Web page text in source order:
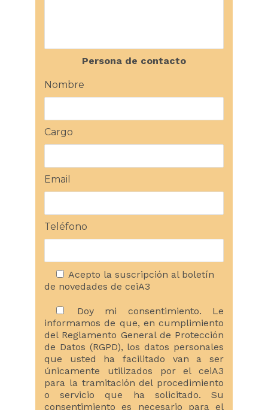
Persona de contacto
Nombre
Cargo
Email
Teléfono
Acepto la suscripción al boletín
de novedades de ceiA3
Doy mi consentimiento. Le
informamos de que, en cumplimiento
del Reglamento General de Protección
de Datos (RGPD), los datos personales
que usted ha facilitado van a ser
únicamente utilizados por el ceiA3
para la tramitación del procedimiento
o servicio que ha solicitado. Su
consentimiento es necesario para el